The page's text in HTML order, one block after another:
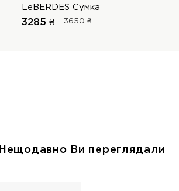
LeBERDES Сумка
3285 ₴ 3650 ₴
Нещодавно Ви переглядали